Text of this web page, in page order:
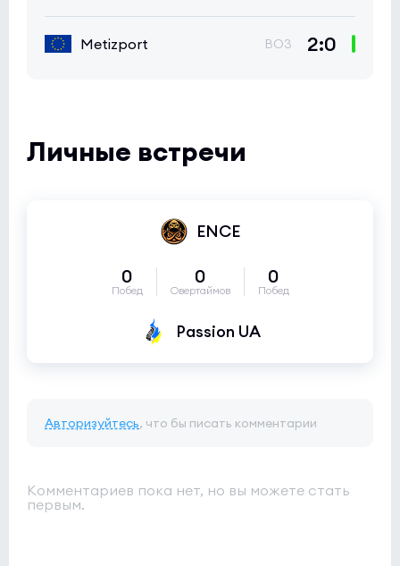
Metizport BO3 2:0
Личные встречи
ENCE
0
Побед
0
Овертаймов
0
Побед
Passion UA
Авторизуйтесь, что бы писать комментарии
Комментариев пока нет, но вы можете стать
первым.